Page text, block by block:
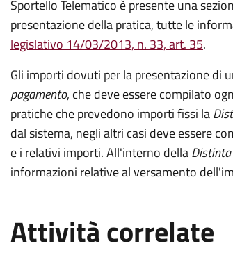
Sportello Telematico è presente una
presentazione della pratica, tutte le
legislativo 14/03/2013, n. 33, art. 35.
Gli importi dovuti per la presentazione di
pagamento, che deve essere compilato
pratiche che prevedono importi fissi la
dal sistema, negli altri casi deve essere
e i relativi importi.All'interno della
informazioni relative al versamento
Attività correlate